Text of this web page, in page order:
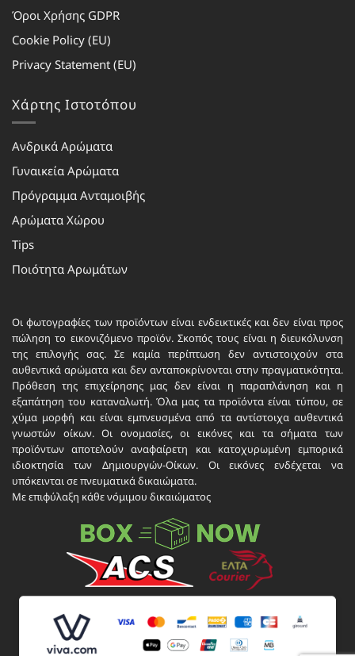
Όροι Χρήσης GDPR
Cookie Policy (EU)
Privacy Statement (EU)
Χάρτης Ιστοτόπου
Ανδρικά Αρώματα
Γυναικεία Αρώματα
Πρόγραμμα Ανταμοιβής
Αρώματα Χώρου
Tips
Ποιότητα Αρωμάτων
Οι φωτογραφίες των προϊόντων είναι ενδεικτικές και δεν είναι προς
πώληση το εικονιζόμενο προϊόν. Σκοπός τους είναι η διευκόλυνση
της επιλογής σας. Σε καμία περίπτωση δεν αντιστοιχούν στα
αυθεντικά αρώματα και δεν ανταποκρίνονται στην πραγματικότητα.
Πρόθεση της επιχείρησης μας δεν είναι η παραπλάνηση και η
εξαπάτηση του καταναλωτή. Όλα μας τα προϊόντα είναι τύπου, σε
χύμα μορφή και είναι εμπνευσμένα από τα αντίστοιχα αυθεντικά
γνωστών οίκων. Οι ονομασίες, οι εικόνες και τα σήματα των
προϊόντων αποτελούν αναφαίρετη και κατοχυρωμένη εμπορικά
ιδιοκτησία των Δημιουργών-Οίκων. Οι εικόνες ενδέχεται να
υπόκεινται σε πνευματικά δικαιώματα.
Με επιφύλαξη κάθε νόμιμου δικαιώματος